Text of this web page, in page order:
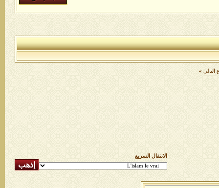
التالي »
الانتقال السريع